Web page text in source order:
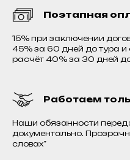
Поэтапная
15% при заключении
45% за 60 дней до тура и
расчёт 40% за 30 дней
Работаем
Наши обязанности
документально.
словах”